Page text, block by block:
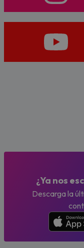
¿Ya nos
Descarga la